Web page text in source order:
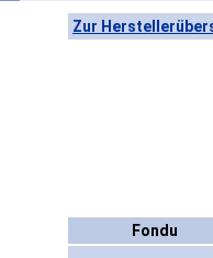
Zur
Fondu